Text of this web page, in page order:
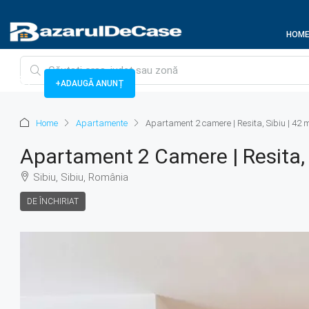
HOME
+ADAUGĂ ANUNȚ
Home Apartamente Apartament 2 camere | Resita, Sibiu | 42
Apartament 2 Camere |
Sibiu, Sibiu, România
DE ÎNCHIRIAT